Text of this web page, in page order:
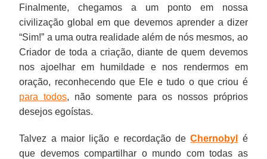
Finalmente, chegamos a um ponto em nossa
civilização global em que devemos aprender a dizer
“Sim!” a uma outra realidade além de nós mesmos, ao
Criador de toda a criação, diante de quem devemos
nos ajoelhar em humildade e nos rendermos em
oração, reconhecendo que Ele e tudo o que criou é
para todos, não somente para os nossos próprios
desejos egoístas.
Talvez a maior lição e recordação deChernobyl
é
que devemos compartilhar o mundo com todas as